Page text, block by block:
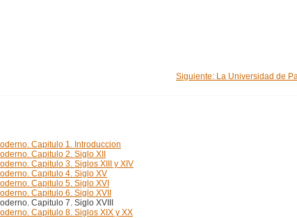
Siguiente: La Universidad de
Capitulo 1. Introduccion
Capitulo 2. Siglo XII
Capitulo 3. Siglos XIII y XIV
Capitulo 4. Siglo XV
Capitulo 5. Siglo XVI
Capitulo 6. Siglo XVII
Capitulo 7. Siglo XVIII
Capitulo 8. Siglos XIX y XX